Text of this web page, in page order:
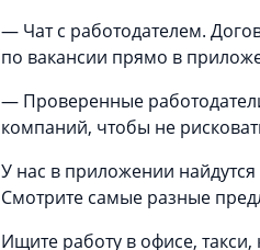
— Чат с работодателем.
по вакансии прямо в
— Проверенные
компаний, чтобы не
У нас в приложении
Смотрите самые разные
Ищите работу в офисе,